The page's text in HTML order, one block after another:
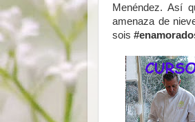
Menéndez. Así
amenaza de
sois